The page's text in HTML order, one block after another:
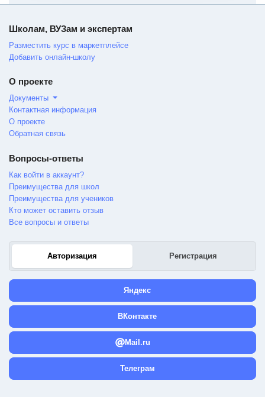
Школам, ВУЗам и экспертам
Разместить курс в маркетплейсе
Добавить онлайн-школу
О проекте
Документы
Контактная информация
О проекте
Обратная связь
Вопросы-ответы
Как войти в аккаунт?
Преимущества для школ
Преимущества для учеников
Кто может оставить отзыв
Все вопросы и ответы
Авторизация Регистрация
Яндекс
ВКонтакте
Mail.ru
Телеграм